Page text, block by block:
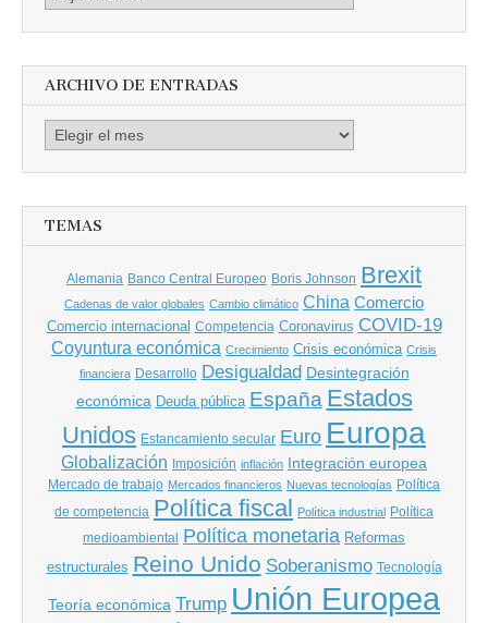
ARCHIVO DE ENTRADAS
Archivo
TEMAS
Alemania Banco Central Europeo Boris Johnson Brexit
Cadenas de valor globales Cambio climático China Comercio
Comercio internacional Competencia Coronavirus COVID-19
Coyuntura económica Crecimiento Crisis económica Crisis
financiera
Desarrollo Desigualdad Desintegración
económica Deuda pública España Estados
Unidos Estancamiento secular Euro Europa
Globalización Imposición inflación Integración europea
Mercado de trabajo Mercados financieros Nuevas tecnologías Política
de competencia Política fiscal Política industrial
Política
medioambiental Política monetaria Reformas
estructurales Reino Unido Soberanismo Tecnología
Teoría económica Trump Unión Europea